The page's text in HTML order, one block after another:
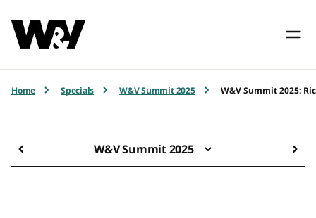
Home Specials W&V Summit 2025 W&V Summit 2025:
W&V Summit 2025